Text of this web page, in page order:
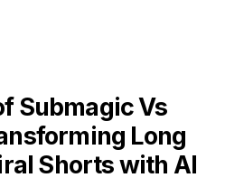
Submagic Vs
Long
Shorts with AI